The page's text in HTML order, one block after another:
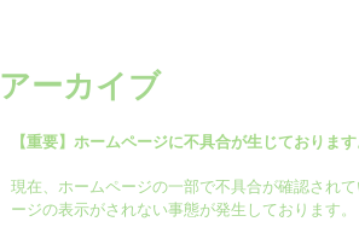
アーカイブ
【重要】ホームページに不具合が生じております
現在、ホームページの一部で不具合が確認され
ージの表示がされない事態が発生しております。